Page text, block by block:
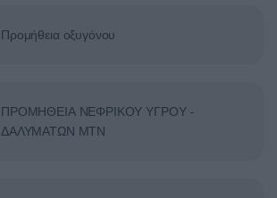
Προμήθεια οξυγόνου
ΠΡΟΜΗΘΕΙΑ ΝΕΦΡΙΚΟΥ ΥΓΡΟΥ ­
ΔΑΛΥΜΑΤΩΝ ΜΤΝ